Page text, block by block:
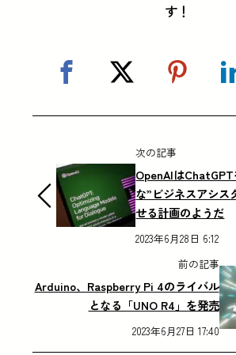
す！
次の記事
OpenAIはChatGPT
な”ビジネスアシス
せる計画のようだ
2023年6月28日 6:12
前の記事
Arduino、Raspberry Pi 4のライバル
となる「UNO R4」を発売
2023年6月27日 17:40